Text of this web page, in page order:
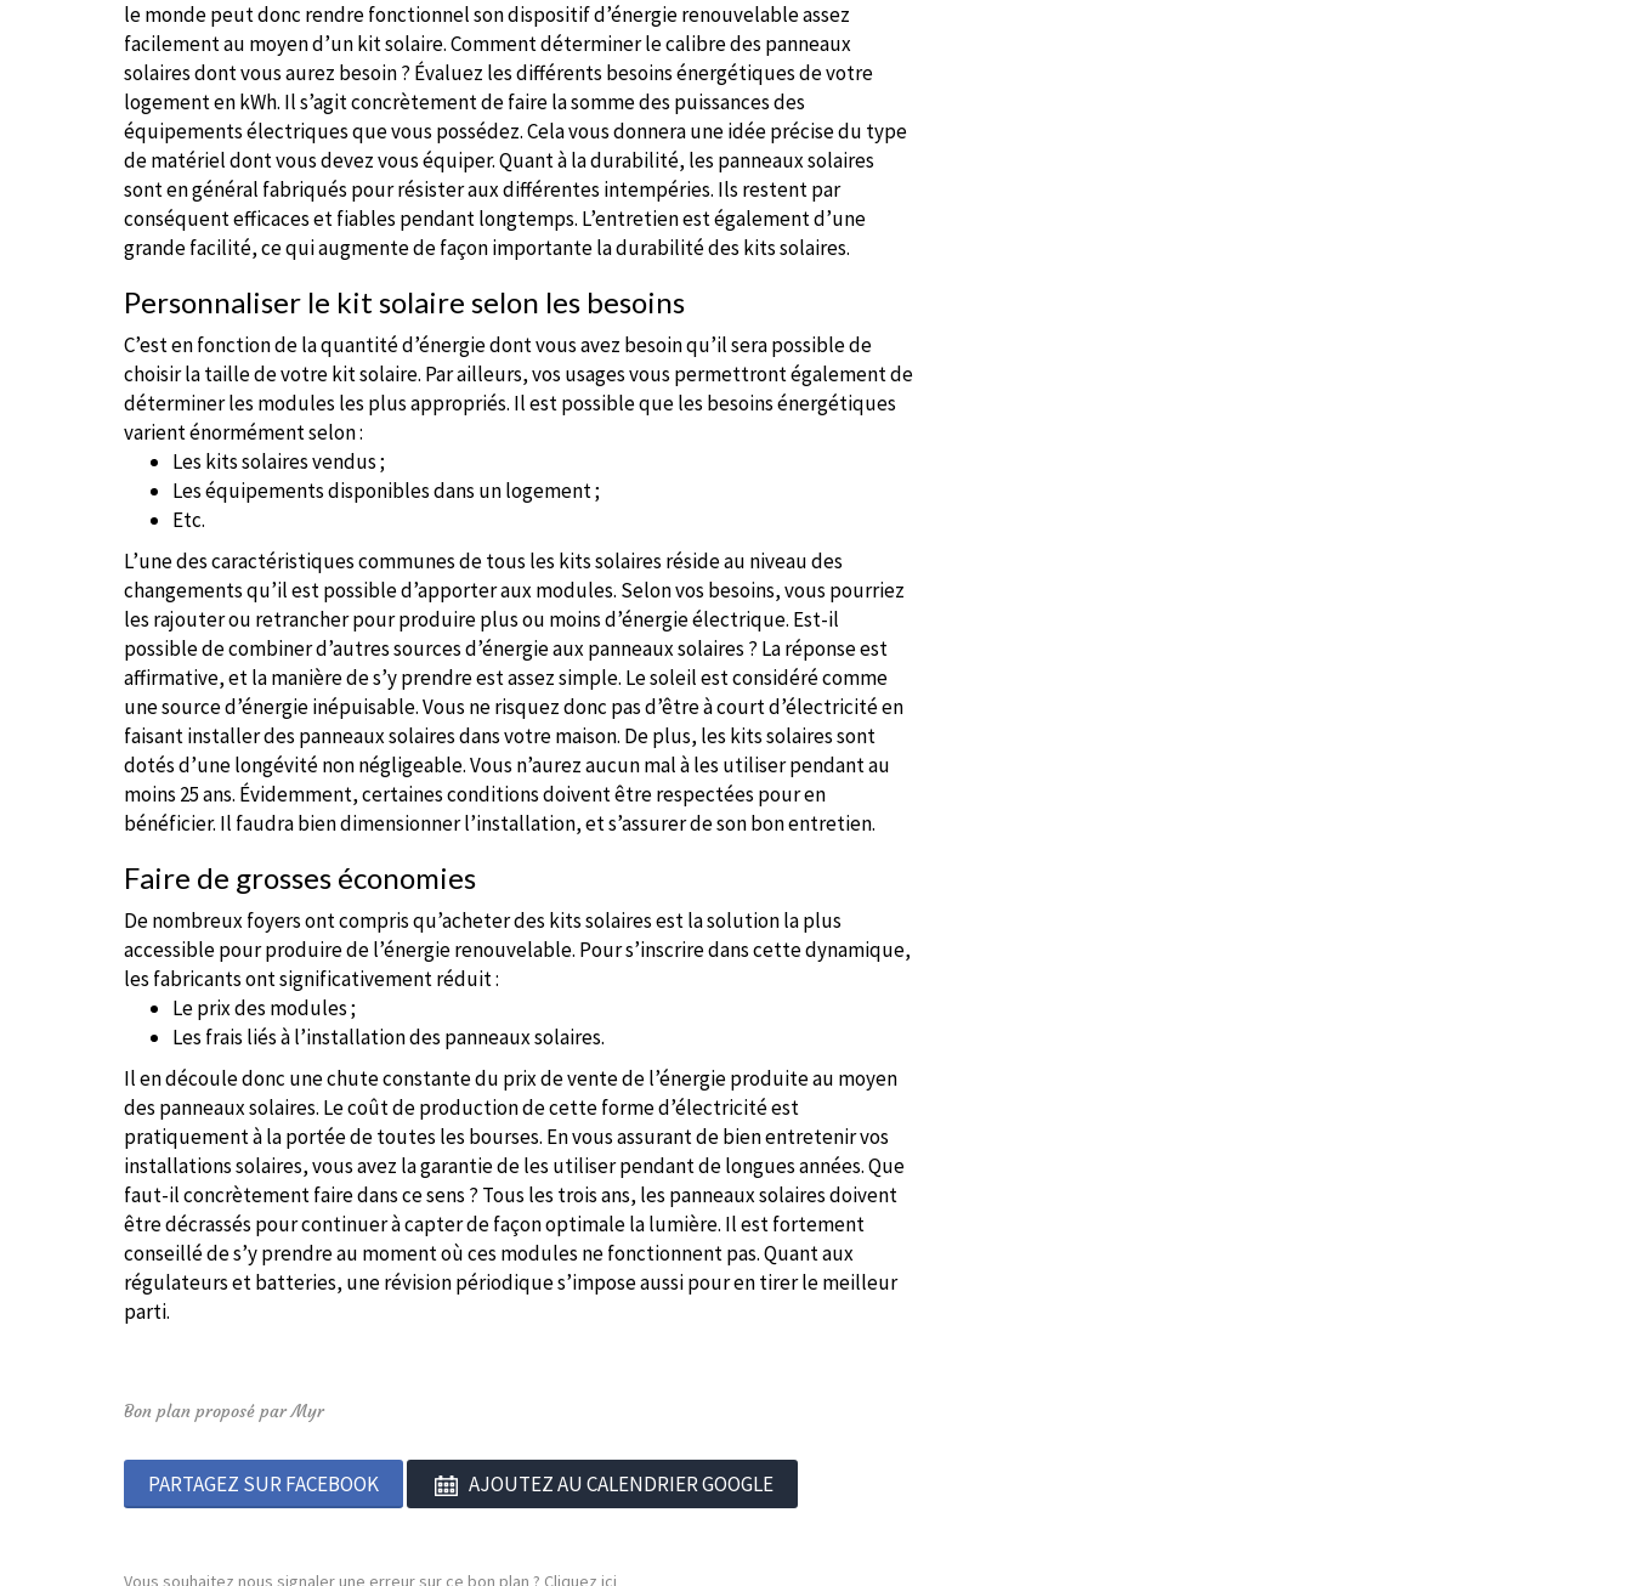
le monde peut donc rendre fonctionnel son dispositif d’énergie renouvelable assez
facilement au moyen d’un kit solaire. Comment déterminer le calibre des panneaux
solaires dont vous aurez besoin ? Évaluez les différents besoins énergétiques de votre
logement en kWh. Il s’agit concrètement de faire la somme des puissances des
équipements électriques que vous possédez. Cela vous donnera une idée précise du type
de matériel dont vous devez vous équiper. Quant à la durabilité, les panneaux solaires
sont en général fabriqués pour résister aux différentes intempéries. Ils restent par
conséquent efficaces et fiables pendant longtemps. L’entretien est également d’une
grande facilité, ce qui augmente de façon importante la durabilité des kits solaires.
Personnaliser le kit solaire selon les besoins
C’est en fonction de la quantité d’énergie dont vous avez besoin qu’il sera possible de
choisir la taille de votre kit solaire. Par ailleurs, vos usages vous permettront également de
déterminer les modules les plus appropriés. Il est possible que les besoins énergétiques
varient énormément selon :
Les kits solaires vendus ;
Les équipements disponibles dans un logement ;
Etc.
L’une des caractéristiques communes de tous les kits solaires réside au niveau des
changements qu’il est possible d’apporter aux modules. Selon vos besoins, vous pourriez
les rajouter ou retrancher pour produire plus ou moins d’énergie électrique. Est-il
possible de combiner d’autres sources d’énergie aux panneaux solaires ? La réponse est
affirmative, et la manière de s’y prendre est assez simple. Le soleil est considéré comme
une source d’énergie inépuisable. Vous ne risquez donc pas d’être à court d’électricité en
faisant installer des panneaux solaires dans votre maison. De plus, les kits solaires sont
dotés d’une longévité non négligeable. Vous n’aurez aucun mal à les utiliser pendant au
moins 25 ans. Évidemment, certaines conditions doivent être respectées pour en
bénéficier. Il faudra bien dimensionner l’installation, et s’assurer de son bon entretien.
Faire de grosses économies
De nombreux foyers ont compris qu’acheter des kits solaires est la solution la plus
accessible pour produire de l’énergie renouvelable. Pour s’inscrire dans cette dynamique,
les fabricants ont significativement réduit :
Le prix des modules ;
Les frais liés à l’installation des panneaux solaires.
Il en découle donc une chute constante du prix de vente de l’énergie produite au moyen
des panneaux solaires. Le coût de production de cette forme d’électricité est
pratiquement à la portée de toutes les bourses. En vous assurant de bien entretenir vos
installations solaires, vous avez la garantie de les utiliser pendant de longues années. Que
faut-il concrètement faire dans ce sens ? Tous les trois ans, les panneaux solaires doivent
être décrassés pour continuer à capter de façon optimale la lumière. Il est fortement
conseillé de s’y prendre au moment où ces modules ne fonctionnent pas. Quant aux
régulateurs et batteries, une révision périodique s’impose aussi pour en tirer le meilleur
parti.
Bon plan proposé par Myr
PARTAGEZ SUR FACEBOOK AJOUTEZ AU CALENDRIER GOOGLE
Vous souhaitez nous signaler une erreur sur ce bon plan ? Cliquez ici